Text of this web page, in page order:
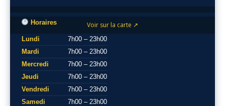
Voir sur la carte ↗
Horaires
Lundi
7h00 – 23h00
Mardi
7h00 – 23h00
Mercredi
7h00 – 23h00
Jeudi
7h00 – 23h00
Vendredi
7h00 – 23h00
Samedi
7h00 – 23h00